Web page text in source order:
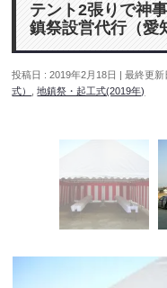
テント2張りで神
鎮祭設営代行（愛
投稿日 : 2019年2月18日 最終更新
式）
,地鎮祭・起工式(2019年)